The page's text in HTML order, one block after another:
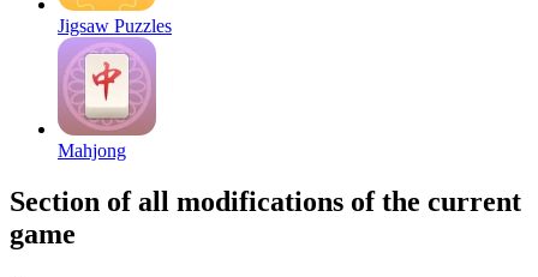
Jigsaw Puzzles
Mahjong
Section of all modifications of the current
game